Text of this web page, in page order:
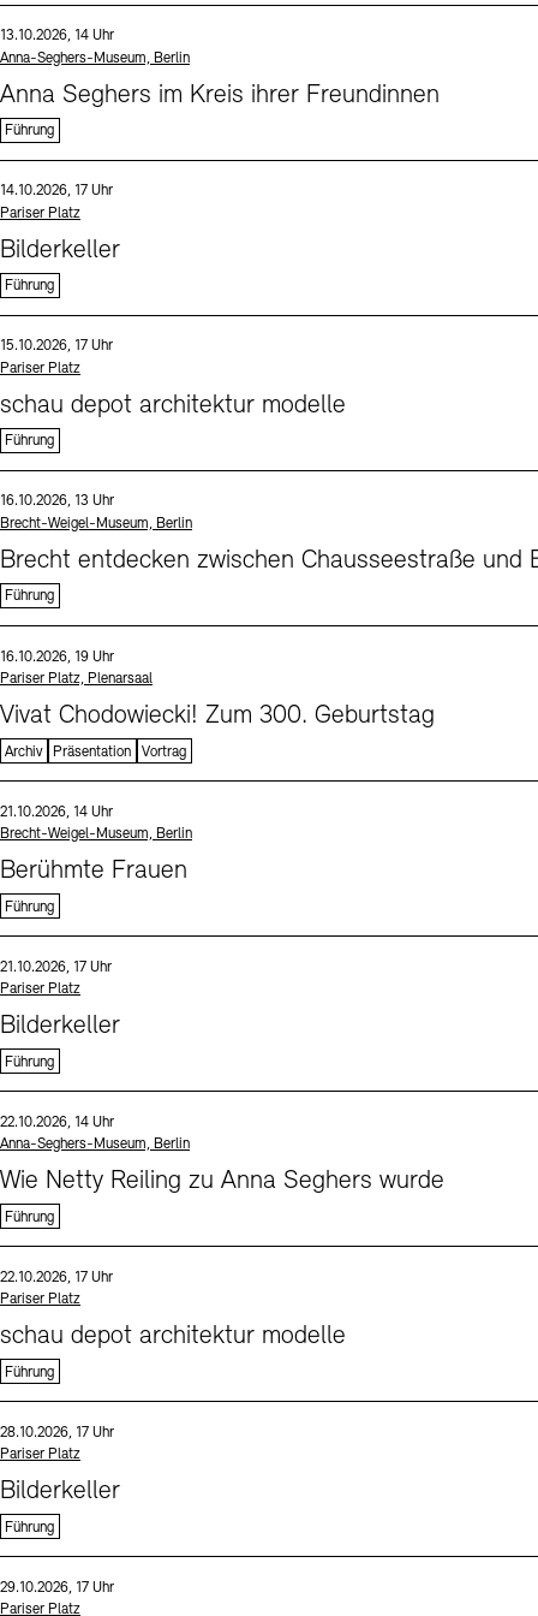
Datum und Uhrzeit:
13.10.2026, 14 Uhr
Standort
Anna-Seghers-Museum, Berlin
Anna Seghers im Kreis ihrer Freundinnen
Führung
Datum und Uhrzeit:
14.10.2026, 17 Uhr
Standort
Pariser Platz
Bilderkeller
Führung
Datum und Uhrzeit:
15.10.2026, 17 Uhr
Standort
Pariser Platz
schau depot architektur modelle
Führung
Datum und Uhrzeit:
16.10.2026, 13 Uhr
Standort
Brecht-Weigel-Museum, Berlin
Brecht entdecken zwischen Chausseestraße und
Führung
Datum und Uhrzeit:
16.10.2026, 19 Uhr
Standort
Pariser Platz, Plenarsaal
Vivat Chodowiecki! Zum 300. Geburtstag
Archiv Präsentation Vortrag
Datum und Uhrzeit:
21.10.2026, 14 Uhr
Standort
Brecht-Weigel-Museum, Berlin
Berühmte Frauen
Führung
Datum und Uhrzeit:
21.10.2026, 17 Uhr
Standort
Pariser Platz
Bilderkeller
Führung
Datum und Uhrzeit:
22.10.2026, 14 Uhr
Standort
Anna-Seghers-Museum, Berlin
Wie Netty Reiling zu Anna Seghers wurde
Führung
Datum und Uhrzeit:
22.10.2026, 17 Uhr
Standort
Pariser Platz
schau depot architektur modelle
Führung
Datum und Uhrzeit:
28.10.2026, 17 Uhr
Standort
Pariser Platz
Bilderkeller
Führung
Datum und Uhrzeit:
29.10.2026, 17 Uhr
Standort
Pariser Platz